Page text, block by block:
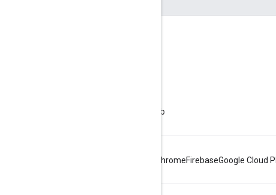
Libros electrónicos y transmisiones web
ChromeFirebaseGoogle Cloud